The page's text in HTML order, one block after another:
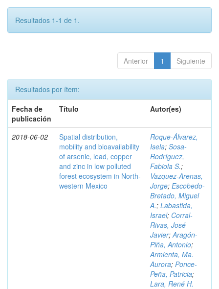
Resultados 1-1 de 1.
Anterior 1 Siguiente
Resultados por ítem:
Fecha de
publicación
Título Autor(es)
2018-06-02
Spatial distribution,
mobility and bioavailability
of arsenic, lead, copper
and zinc in low polluted
forest ecosystem in North-
western Mexico
Roque-Álvarez,
Isela; Sosa-
Rodríguez,
Fabiola S.;
Vazquez-Arenas,
Jorge; Escobedo-
Bretado, Miguel
A.; Labastida,
Israel; Corral-
Rivas, José
Javier;Aragón-
Piña, Antonio;
Armienta, Ma.
Aurora; Ponce-
Peña, Patricia;
Lara, René H.